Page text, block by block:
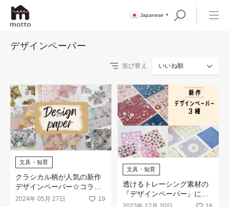
Japanese ▼
デザインペーパー
並び替え いいね順
文具・知育
クラシカル柄が人気の新作
デザインペーパー☆コラー
ジュにもラッピングにも
2024年 05月 27日 19
文具・知育
透けるトレーシング素材の
『デザインペーパー』に新
柄が登場！